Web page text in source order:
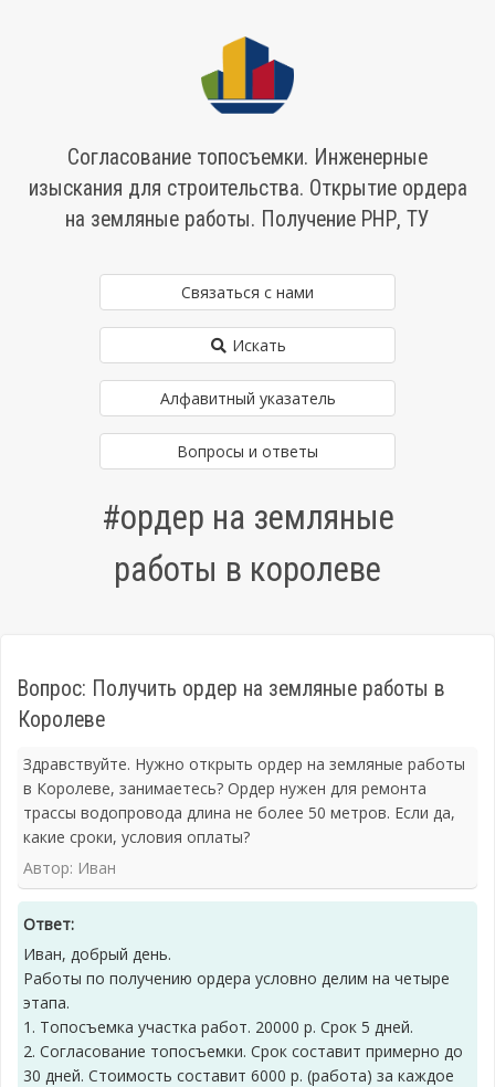
Согласование топосъемки. Инженерные
изыскания для строительства. Открытие ордера
на земляные работы. Получение РНР, ТУ
Связаться с нами
Искать
Алфавитный указатель
Вопросы и ответы
#ордер на земляные
работы в королеве
Вопрос: Получить ордер на земляные работы в
Королеве
Здравствуйте. Нужно открыть ордер на земляные работы
в Королеве, занимаетесь? Ордер нужен для ремонта
трассы водопровода длина не более 50 метров. Если да,
какие сроки, условия оплаты?
Автор: Иван
Ответ:
Иван, добрый день.
Работы по получению ордера условно делим на четыре
этапа.
1. Топосъемка участка работ. 20000 р. Срок 5 дней.
2. Согласование топосъемки. Срок составит примерно до
30 дней. Стоимость составит 6000 р. (работа) за каждое